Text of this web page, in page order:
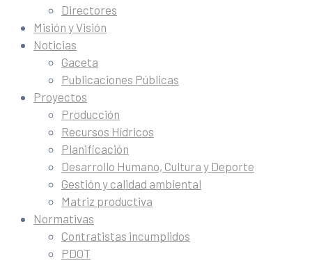
Directores
Misión y Visión
Noticias
Gaceta
Publicaciones Públicas
Proyectos
Producción
Recursos Hídricos
Planificación
Desarrollo Humano, Cultura y Deporte
Gestión y calidad ambiental
Matriz productiva
Normativas
Contratistas incumplidos
PDOT